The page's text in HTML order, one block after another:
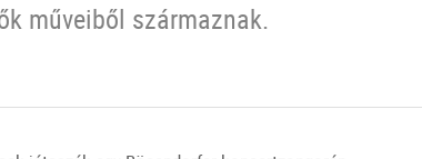
műveiből származnak.